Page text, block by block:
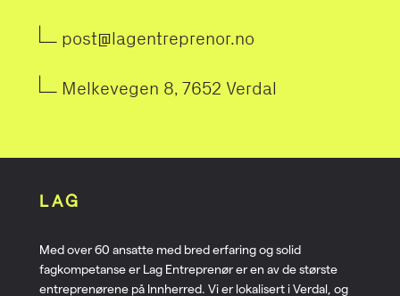
post@lagentreprenor.no
Melkevegen 8, 7652 Verdal
LAG
Med over 60 ansatte med bred erfaring og solid
fagkompetanse er Lag Entreprenør er en av de største
entreprenørene på Innherred. Vi er lokalisert i Verdal, og